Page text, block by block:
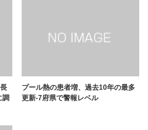
調
プール熱の患者増、過去10年の最多
更新-7府県で警報レベル